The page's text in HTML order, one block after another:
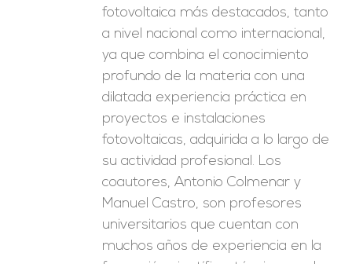
fotovoltaica más destacados, tanto
a nivel nacional como internacional,
ya que combina el conocimiento
profundo de la materia con una
dilatada experiencia práctica en
proyectos e instalaciones
fotovoltaicas, adquirida a lo largo de
su actividad profesional. Los
coautores, Antonio Colmenar y
Manuel Castro, son profesores
universitarios que cuentan con
muchos años de experiencia en la